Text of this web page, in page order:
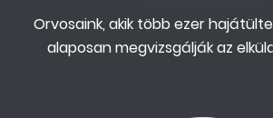
Orvosaink, akik több ezer
alaposan megvizsgálják az